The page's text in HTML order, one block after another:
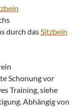
durch dasSitzbein
Schonung vor
Training, siehe
Abhängig von